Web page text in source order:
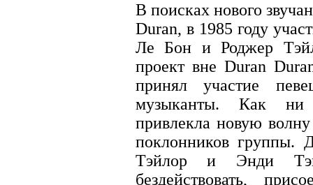
В поисках нового
Duran, в 1985 году
Ле Бон и Роджер
проект вне Duran
принял участие
музыканты. Как ни
привлекла новую
поклонников группы.
Тэйлор и Энди
бездействовать,